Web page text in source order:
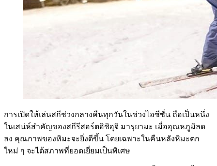
การเปิดให้เล่นสกีช่วงกลางคืนทุกวันในช่วงไฮซีซั่น ถือเป็นหนึ่ง
ในเสน่ห์สำคัญของสกีรีสอร์ตอิชิอุจิ มารุยามะ เมื่ออุณหภูมิลด
ลง คุณภาพของหิมะจะยิ่งดีขึ้น โดยเฉพาะในคืนหลังหิมะตก
ใหม่ ๆ จะได้สภาพที่ยอดเยี่ยมเป็นพิเศษ